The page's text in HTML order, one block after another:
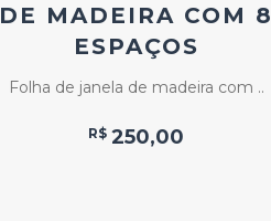
DE MADEIRA COM 8
ESPAÇOS
Folha de janela de madeira com ..
R$ 250,00